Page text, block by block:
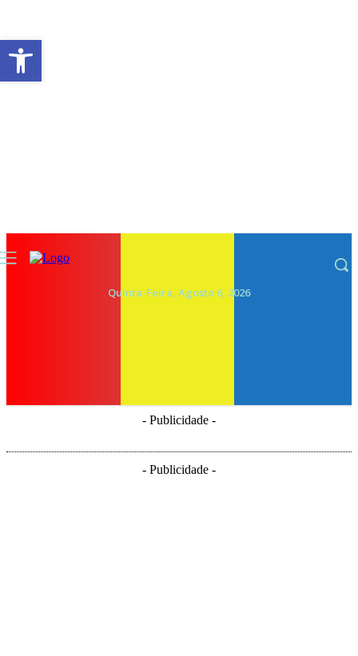
Quinta-Feira, Agosto 6, 2026
- Publicidade -
- Publicidade -
Abrir a barra de ferramentas